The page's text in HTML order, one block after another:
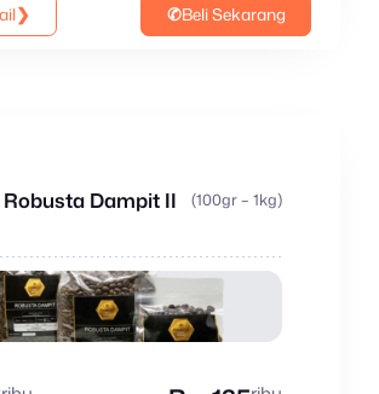
❯ ✆Beli Sekarang
Dampit II (100gr – 1kg)